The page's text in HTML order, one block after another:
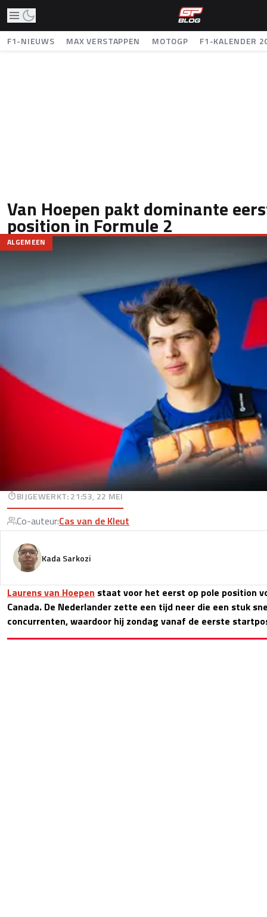
F1-NIEUWS MAX VERSTAPPEN MOTOGP F1-KALENDER
Van Hoepen pakt dominante
position in Formule 2
ALGEMEEN
BIJGEWERKT:21:53, 22 MEI
Co-auteur:Cas van de Kleut
Kada Sarkozi
Laurens van Hoepen staat voor het eerst op pole position
Canada. De Nederlander zette een tijd neer die een stuk
concurrenten, waardoor hij zondag vanaf de eerste